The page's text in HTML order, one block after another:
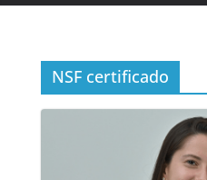
NSF certificado